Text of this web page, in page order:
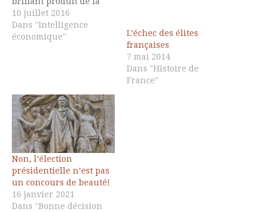
méritocratie
républicaine. Gros
bosseur, excellent dans
cela doit-il se faire aux
dépens de l'éthique, la
capacité de discerner…
10 juillet 2016
Dans "Intelligence
économique"
L’échec des élites
françaises
7 mai 2014
Dans "Histoire de
France"
Non, l’élection
présidentielle n’est pas
un concours de beauté!
16 janvier 2021
Dans "Bonne décision